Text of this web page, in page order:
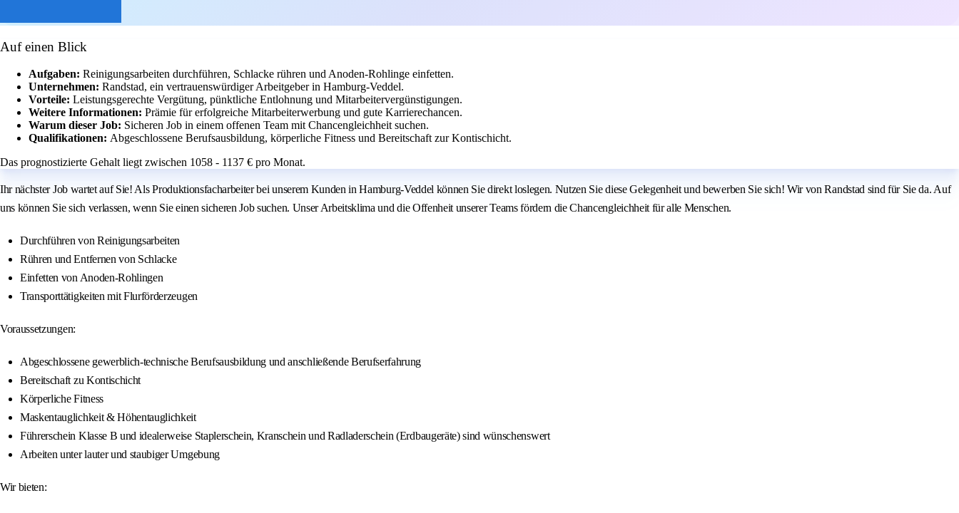
Auf einen Blick
Aufgaben: Reinigungsarbeiten durchführen, Schlacke rühren und Anoden-Rohlinge einfetten.
Unternehmen: Randstad, ein vertrauenswürdiger Arbeitgeber in Hamburg-Veddel.
Vorteile: Leistungsgerechte Vergütung, pünktliche Entlohnung und Mitarbeitervergünstigungen.
Weitere Informationen: Prämie für erfolgreiche Mitarbeiterwerbung und gute Karrierechancen.
Warum dieser Job: Sicheren Job in einem offenen Team mit Chancengleichheit suchen.
Qualifikationen: Abgeschlossene Berufsausbildung, körperliche Fitness und Bereitschaft zur Kontischicht.
Das prognostizierte Gehalt liegt zwischen 1058 - 1137 € pro Monat.
Ihr nächster Job wartet auf Sie! Als Produktionsfacharbeiter bei unserem Kunden in Hamburg-Veddel können Sie direkt loslegen. Nutzen Sie diese Gelegenheit und bewerben Sie sich! Wir von Randstad sind für Sie da. Auf
uns können Sie sich verlassen, wenn Sie einen sicheren Job suchen. Unser Arbeitsklima und die Offenheit unserer Teams fördern die Chancengleichheit für alle Menschen.
Durchführen von Reinigungsarbeiten
Rühren und Entfernen von Schlacke
Einfetten von Anoden-Rohlingen
Transporttätigkeiten mit Flurförderzeugen
Voraussetzungen:
Abgeschlossene gewerblich-technische Berufsausbildung und anschließende Berufserfahrung
Bereitschaft zu Kontischicht
Körperliche Fitness
Maskentauglichkeit & Höhentauglichkeit
Führerschein Klasse B und idealerweise Staplerschein, Kranschein und Radladerschein (Erdbaugeräte) sind wünschenswert
Arbeiten unter lauter und staubiger Umgebung
Wir bieten: